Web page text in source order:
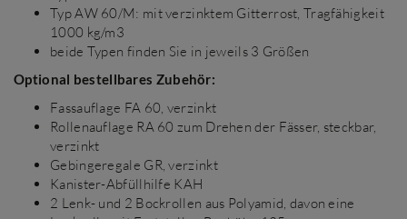
Typ AW 60/M: mit verzinktem Gitterrost, Tragfähigkeit
1000 kg/m3
beide Typen finden Sie in jeweils 3 Größen
Optional bestellbares Zubehör:
Fassauflage FA 60, verzinkt
Rollenauflage RA 60 zum Drehen der Fässer, steckbar,
verzinkt
Gebingeregale GR, verzinkt
Kanister-Abfüllhilfe KAH
2 Lenk- und 2 Bockrollen aus Polyamid, davon eine